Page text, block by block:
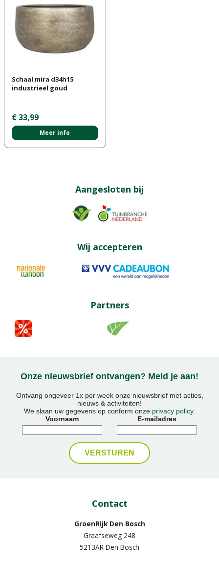
Schaal mira d34h15
industrieel goud
€ 33,99
Meer info
Aangesloten bij
Wij accepteren
Partners
Onze nieuwsbrief ontvangen? Meld je aan!
Ontvang ongeveer 1x per week onze nieuwsbrief met acties,
nieuws & activiteiten!
We slaan uw gegevens op conform onze privacy policy.
Voornaam
E-mailadres
Contact
GroenRijk Den Bosch
Graafseweg 248
5213AR Den Bosch